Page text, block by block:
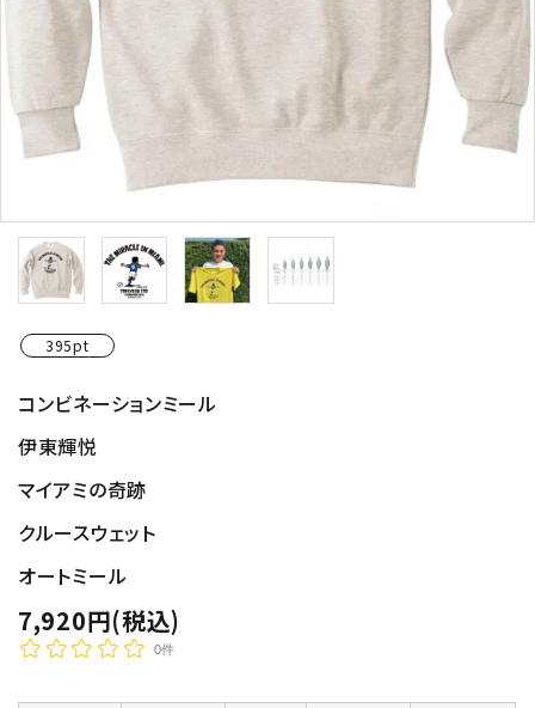
395pt
コンビネーションミール
伊東輝悦
マイアミの奇跡
クルースウェット
オートミール
7,920円(税込)
0件